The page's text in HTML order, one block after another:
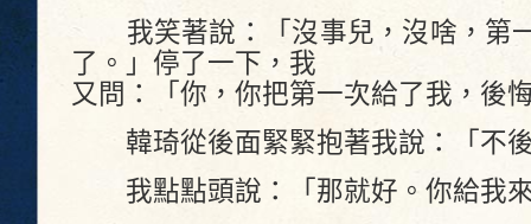
我笑著說：「沒事兒，沒啥，第
了。」停了一下，我
又問：「你，你把第一次給了我，後
韓琦從後面緊緊抱著我說：「不
我點點頭說：「那就好。你給我